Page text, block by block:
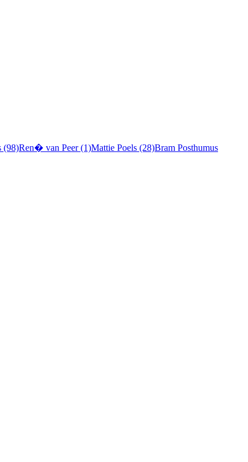
(98)Ren� van Peer (1)Mattie Poels (28)Bram Posthumus